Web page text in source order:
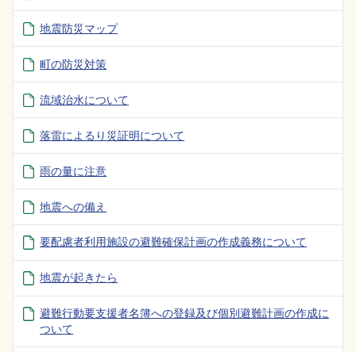
地震防災マップ
町の防災対策
流域治水について
落雷によるり災証明について
雨の量に注意
地震への備え
要配慮者利用施設の避難確保計画の作成義務について
地震が起きたら
避難行動要支援者名簿への登録及び個別避難計画の作成に
ついて